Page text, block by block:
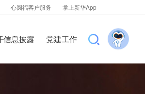
心圆福客户服务 | 掌上新华App
信息披露 党建工作